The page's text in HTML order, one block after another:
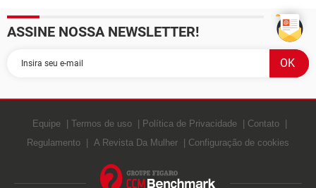
ASSINE NOSSA NEWSLETTER!
Equipe Termos de uso Política de Privacidade
Contato
Regulamento
A Revista Da Mulher Configuração de cookies